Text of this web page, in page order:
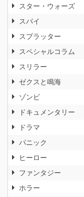
スター・ウォーズ
スパイ
スプラッター
スペシャルコラム
スリラー
ゼクスと鳴海
ゾンビ
ドキュメンタリー
ドラマ
パニック
ヒーロー
ファンタジー
ホラー